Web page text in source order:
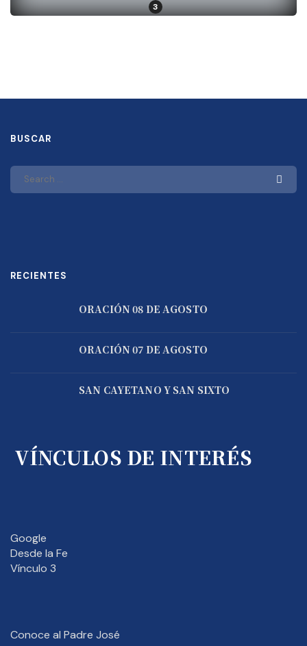
3
BUSCAR
RECIENTES
ORACIÓN 08 DE AGOSTO
ORACIÓN 07 DE AGOSTO
SAN CAYETANO Y SAN SIXTO
VÍNCULOS DE INTERÉS
Google
Desde la Fe
Vínculo 3
Conoce al Padre José